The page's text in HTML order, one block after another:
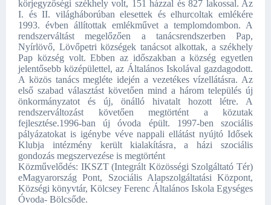
körjegyzőségi székhely volt, 151 házzal és 827 lakossal. Az
I. és II. világháborúban elesettek és elhurcoltak emlékére
1993. évben állítottak emlékművet a templomdombon. A
rendszerváltást megelőzően a tanácsrendszerben Pap,
Nyírlövő, Lövőpetri községek tanácsot alkottak, a székhely
Pap község volt. Ebben az időszakban a község egyetlen
jelentősebb középülettel, az Általános Iskolával gazdagodott.
A közös tanács megléte idején a vezetékes vízellátásra. Az
első szabad választást követően mind a három település új
önkormányzatot és új, önálló hivatalt hozott létre. A
rendszerváltozást követően megtörtént a közutak
fejlesztése.1996-ban új óvoda épült. 1997-ben szociális
pályázatokat is igénybe véve nappali ellátást nyújtó Idősek
Klubja intézmény került kialakításra, a házi szociális
gondozás megszervezése is megtörtént
Közművelődés: IKSZT (Integrált Közösségi Szolgáltató Tér)
eMagyarország Pont, Szociális Alapszolgáltatási Központ,
Községi könyvtár, Kölcsey Ferenc Általános Iskola Egységes
Óvoda- Bölcsőde.